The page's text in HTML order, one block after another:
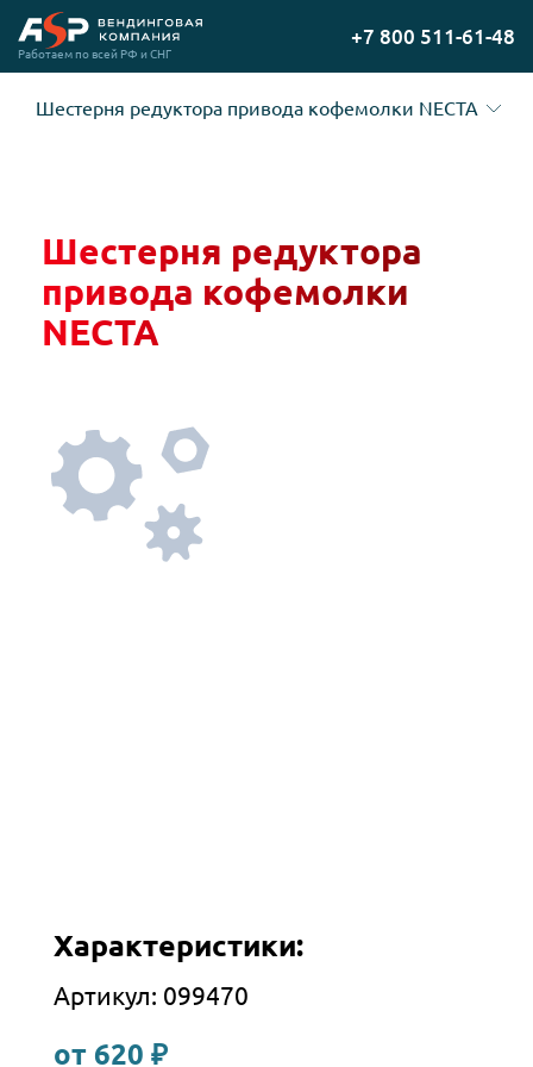
Перейти
на
Работаем по всей РФ и СНГ
+7 800 511-61-48
Шестерня редуктора привода кофемолки NECTA
Шестерня редуктора
привода кофемолки
NECTA
Характеристики:
Артикул: 099470
от 620 ₽